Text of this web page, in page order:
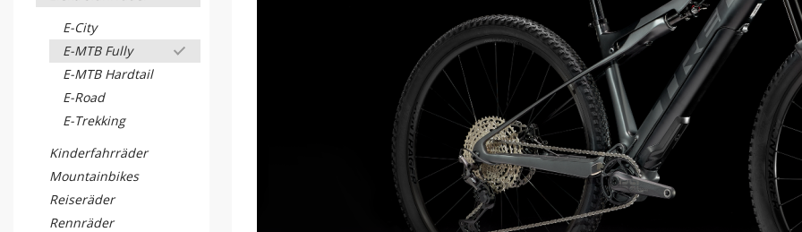
E-City
E-MTB Fully
E-MTB Hardtail
E-Road
E-Trekking
Kinderfahrräder
Mountainbikes
Reiseräder
Rennräder